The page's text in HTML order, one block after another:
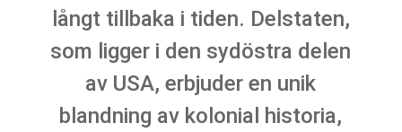
långt tillbaka i tiden. Delstaten,
som ligger i den sydöstra delen
av USA, erbjuder en unik
blandning av kolonial historia,